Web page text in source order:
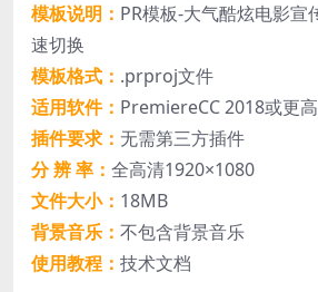
模板说明： PR模板-大气酷炫电影宣
速切换
模板格式： .prproj文件
适用软件： PremiereCC 2018或更
插件要求： 无需第三方插件
分 辨 率： 全高清1920×1080
文件大小： 18MB
背景音乐： 不包含背景音乐
使用教程： 技术文档